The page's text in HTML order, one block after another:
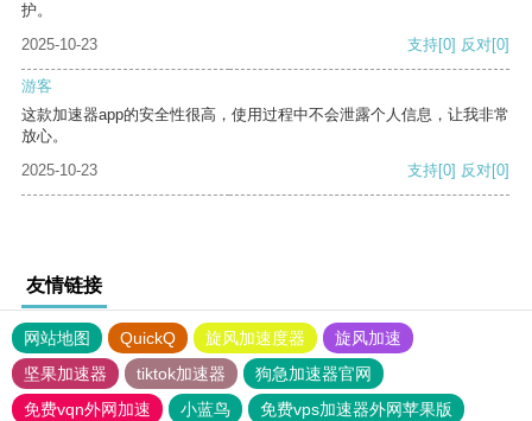
护。
2025-10-23
支持[0] 反对[0]
游客
这款加速器app的安全性很高，使用过程中不会泄露个人信息，让我非常
放心。
2025-10-23
支持[0] 反对[0]
友情链接
网站地图 QuickQ 旋风加速度器
旋风加速
坚果加速器
tiktok加速器
狗急加速器官网
免费vqn外网加速
小蓝鸟
免费vps加速器外网苹果版